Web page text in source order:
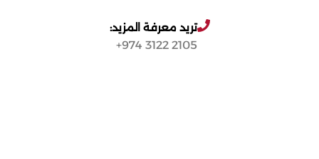
تريد معرفة المزيد:
2105 3122 974+